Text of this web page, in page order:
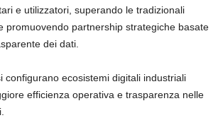
e utilizzatori, superando le tradizionali
promuovendo partnership strategiche basate
dei dati.
configurano ecosistemi digitali industriali
efficienza operativa e trasparenza nelle